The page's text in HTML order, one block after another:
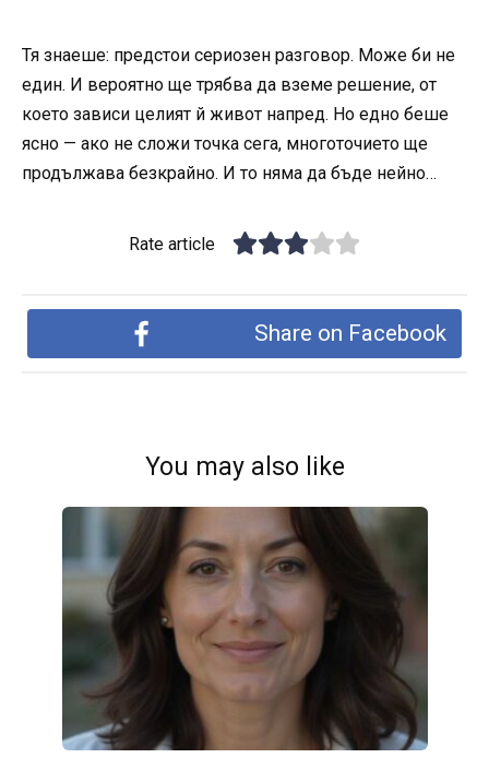
Тя знаеше: предстои сериозен разговор. Може би не
един. И вероятно ще трябва да вземе решение, от
което зависи целият й живот напред. Но едно беше
ясно — ако не сложи точка сега, многоточието ще
продължава безкрайно. И то няма да бъде нейно…
Rate article
Share on Facebook
You may also like